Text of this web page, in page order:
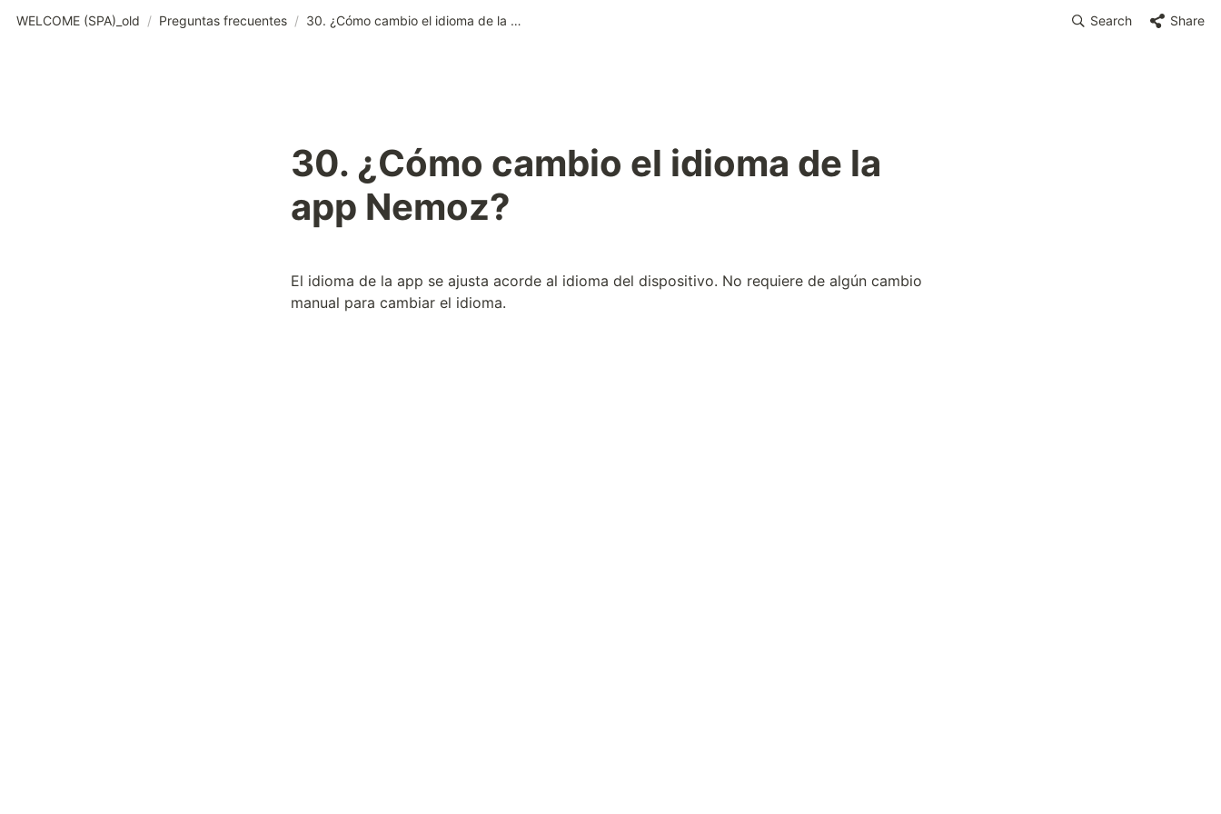
WELCOME (SPA)_old / Preguntas frecuentes / 30. ¿Cómo cambio el idioma de la app Nemoz? Search Share
30. ¿Cómo cambio el idioma de la
app Nemoz?
El idioma de la app se ajusta acorde al idioma del dispositivo. No requiere de algún cambio
manual para cambiar el idioma.